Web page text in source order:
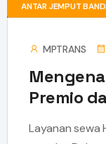
ANTAR JEMPUT
MPTRANS
Premio
Layanan sewa